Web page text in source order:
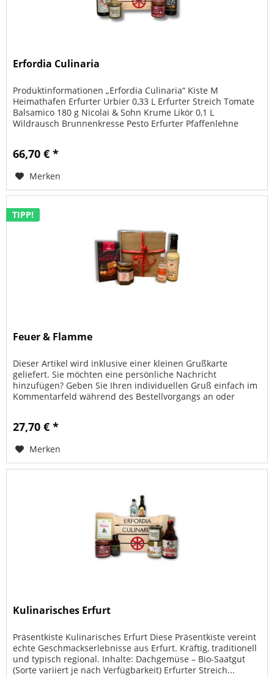
Erfordia Culinaria
Produktinformationen „Erfordia Culinaria“ Kiste M
Heimathafen Erfurter Urbier 0,33 L Erfurter Streich Tomate
Balsamico 180 g Nicolai & Sohn Krume Likör 0,1 L
Wildrausch Brunnenkresse Pesto Erfurter Pfaffenlehne
66,70 € *
Merken
TIPP!
Feuer & Flamme
Dieser Artikel wird inklusive einer kleinen Grußkarte
geliefert. Sie möchten eine persönliche Nachricht
hinzufügen? Geben Sie Ihren individuellen Gruß einfach im
Kommentarfeld während des Bestellvorgangs an oder
27,70 € *
Merken
Kulinarisches Erfurt
Präsentkiste Kulinarisches Erfurt Diese Präsentkiste vereint
echte Geschmackserlebnisse aus Erfurt. Kräftig, traditionell
und typisch regional. Inhalte: Dachgemüse – Bio-Saatgut
(Sorte variiert je nach Verfügbarkeit) Erfurter Streich...